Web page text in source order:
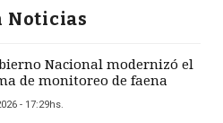
Noticias
Nacional modernizó el
de monitoreo de faena
- 17:29hs.